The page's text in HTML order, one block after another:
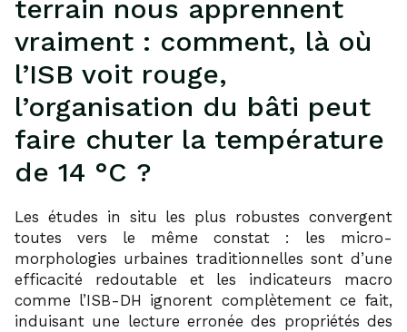
terrain nous apprennent
vraiment : comment, là où
l’ISB voit rouge,
l’organisation du bâti peut
faire chuter la température
de 14 °C ?
Les études in situ les plus robustes convergent
toutes vers le même constat : les micro-
morphologies urbaines traditionnelles sont d’une
efficacité redoutable et les indicateurs macro
comme l’ISB-DH ignorent complètement ce fait,
induisant une lecture erronée des propriétés des